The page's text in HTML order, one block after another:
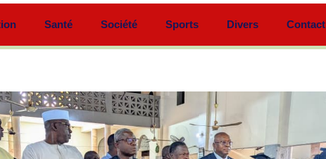
Santé Société Sports Divers Contact